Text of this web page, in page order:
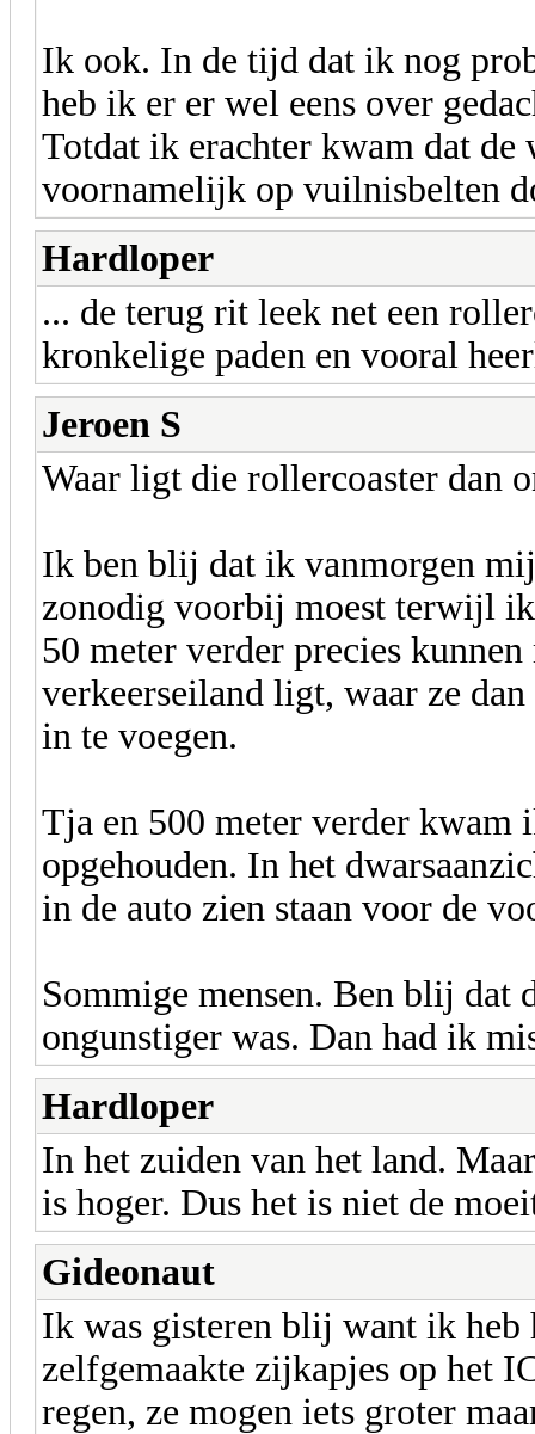
Ik ook. In de tijd dat ik nog
heb ik er er wel eens over
Totdat ik erachter kwam dat
voornamelijk op vuilnisbelten
Hardloper
... de terug rit leek net een
kronkelige paden en vooral
Jeroen S
Waar ligt die rollercoaster dan
Ik ben blij dat ik vanmorgen
zonodig voorbij moest terwijl
50 meter verder precies
verkeerseiland ligt, waar ze
in te voegen.
Tja en 500 meter verder kwam
opgehouden. In het
in de auto zien staan voor de
Sommige mensen. Ben blij dat
ongunstiger was. Dan had ik
Hardloper
In het zuiden van het land.
is hoger. Dus het is niet de
Gideonaut
Ik was gisteren blij want ik
zelfgemaakte zijkapjes op het
regen, ze mogen iets groter